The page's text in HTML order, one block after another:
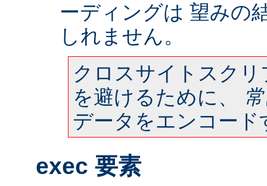
ーディングは 望みの
しれません。
クロスサイトスク
を避けるために、
データをエンコード
exec 要素